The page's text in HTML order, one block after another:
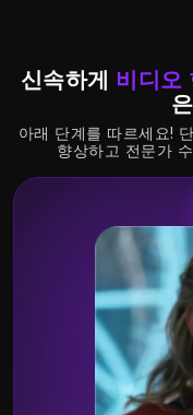
신속하게 비디오
아래 단계를 따르세요!
향상하고 전문가